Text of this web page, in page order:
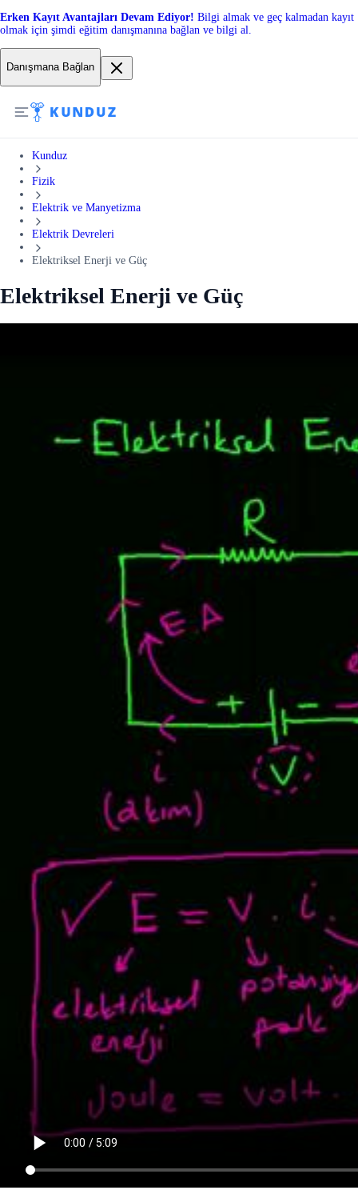
Erken Kayıt Avantajları Devam Ediyor! Bilgi almak ve geç kalmadan kayıt
olmak için şimdi eğitim danışmanına bağlan ve bilgi al.
Danışmana Bağlan
Kunduz
Fizik
Elektrik ve Manyetizma
Elektrik Devreleri
Elektriksel Enerji ve Güç
Elektriksel Enerji ve Güç